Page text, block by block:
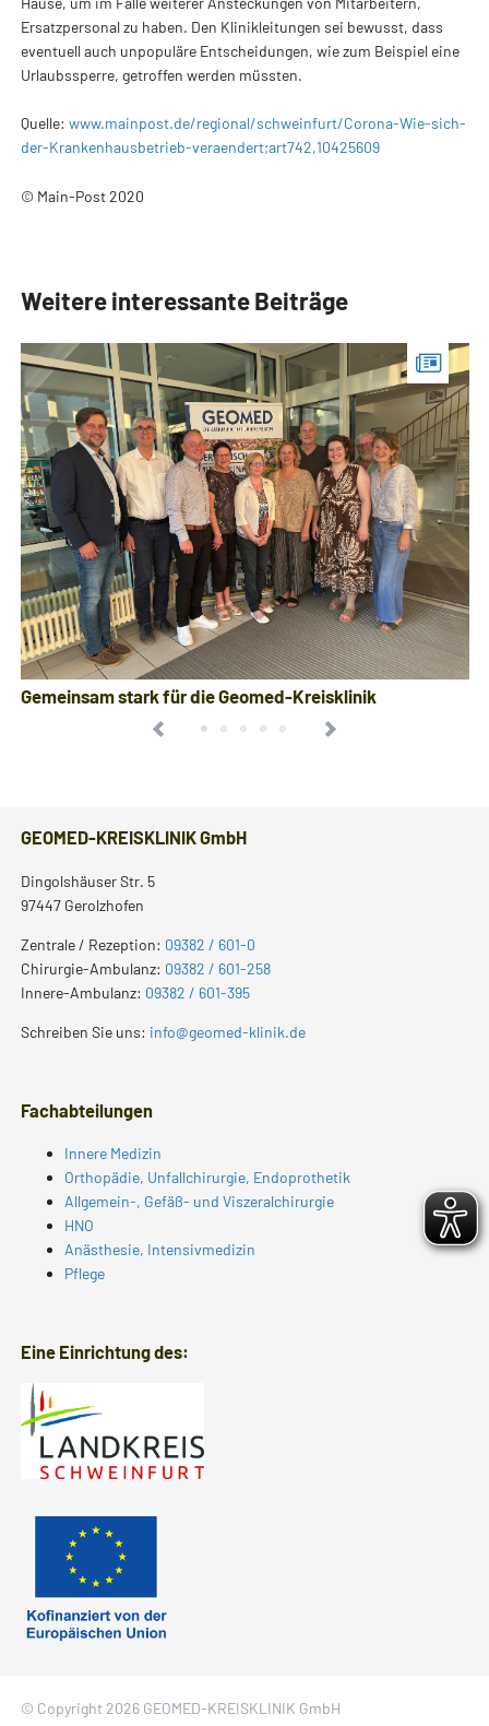
Ersatzpersonal zu haben. Den Klinikleitungen sei bewusst, dass
eventuell auch unpopuläre Entscheidungen, wie zum Beispiel eine
Urlaubssperre, getroffen werden müssten.
Quelle: www.mainpost.de/regional/schweinfurt/Corona-Wie-sich-
der-Krankenhausbetrieb-veraendert;art742,10425609
© Main-Post 2020
Weitere interessante Beiträge
Gemeinsam stark für die Geomed-Kreisklinik
GEOMED-KREISKLINIK GmbH
Dingolshäuser Str. 5
97447 Gerolzhofen
Zentrale / Rezeption: 09382 / 601-0
Chirurgie-Ambulanz: 09382 / 601-258
Innere-Ambulanz: 09382 / 601-395
Schreiben Sie uns: info@geomed-klinik.de
Fachabteilungen
Innere Medizin
Orthopädie, Unfallchirurgie, Endoprothetik
Allgemein-, Gefäß- und Viszeralchirurgie
HNO
Anästhesie, Intensivmedizin
Pflege
Eine Einrichtung des:
© Copyright 2026 GEOMED-KREISKLINIK GmbH